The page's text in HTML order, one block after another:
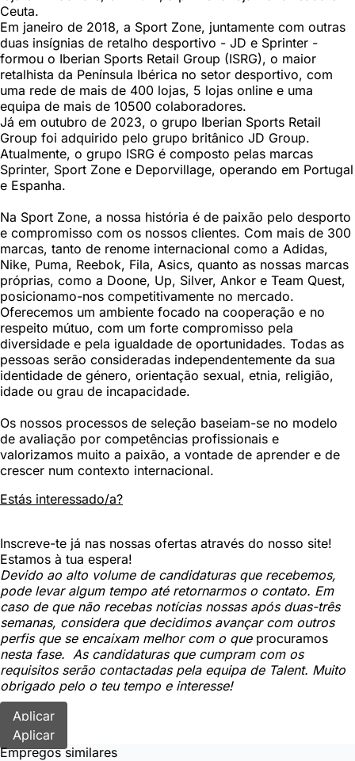
Ceuta.
Em janeiro de 2018, a Sport Zone, juntamente com outras
duas insígnias de retalho desportivo - JD e Sprinter -
formou o Iberian Sports Retail Group (ISRG), o maior
retalhista da Península Ibérica no setor desportivo, com
uma rede de mais de 400 lojas, 5 lojas online e uma
equipa de mais de 10500 colaboradores.
Já em outubro de 2023, o grupo Iberian Sports Retail
Group foi adquirido pelo grupo britânico JD Group.
Atualmente, o grupo ISRG é composto pelas marcas
Sprinter, Sport Zone e Deporvillage, operando em Portugal
e Espanha.
Na Sport Zone, a nossa história é de paixão pelo desporto
e compromisso com os nossos clientes. Com mais de 300
marcas, tanto de renome internacional como a Adidas,
Nike, Puma, Reebok, Fila, Asics, quanto as nossas marcas
próprias, como a Doone, Up, Silver, Ankor e Team Quest,
posicionamo-nos competitivamente no mercado.
Oferecemos um ambiente focado na cooperação e no
respeito mútuo, com um forte compromisso pela
diversidade e pela igualdade de oportunidades. Todas as
pessoas serão consideradas independentemente da sua
identidade de género, orientação sexual, etnia, religião,
idade ou grau de incapacidade.
Os nossos processos de seleção baseiam-se no modelo
de avaliação por competências profissionais e
valorizamos muito a paixão, a vontade de aprender e de
crescer num contexto internacional.
Estás interessado/a?
Inscreve-te já nas nossas ofertas através do nosso site!
Estamos à tua espera!
Devido ao alto volume de candidaturas que recebemos,
pode levar algum tempo até retornarmos o contato. Em
caso de que não recebas notícias nossas após duas-três
semanas, considera que decidimos avançar com outros
perfis que se encaixam melhor com o que procuramos
nesta fase. As candidaturas que cumpram com os
requisitos serão contactadas pela equipa de Talent. Muito
obrigado pelo o teu tempo e interesse!
Aplicar
Aplicar
Empregos similares